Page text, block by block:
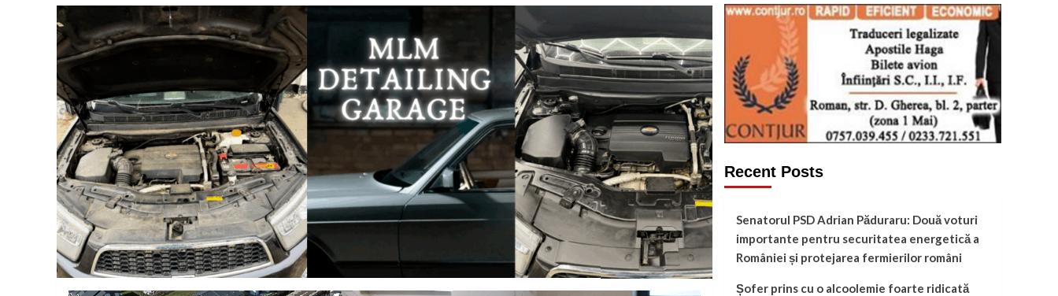
Recent Posts
Senatorul PSD Adrian Păduraru: Două voturi
importante pentru securitatea energetică a
României și protejarea fermierilor români
Șofer prins cu o alcoolemie foarte ridicată